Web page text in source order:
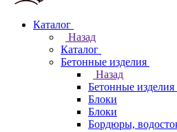
Каталог
Назад
Каталог
Бетонные изделия
Назад
Бетонные изделия
Блоки
Блоки
Бордюры,